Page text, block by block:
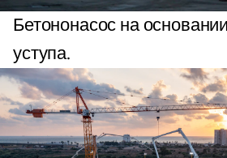
Бетононасос на
уступа.